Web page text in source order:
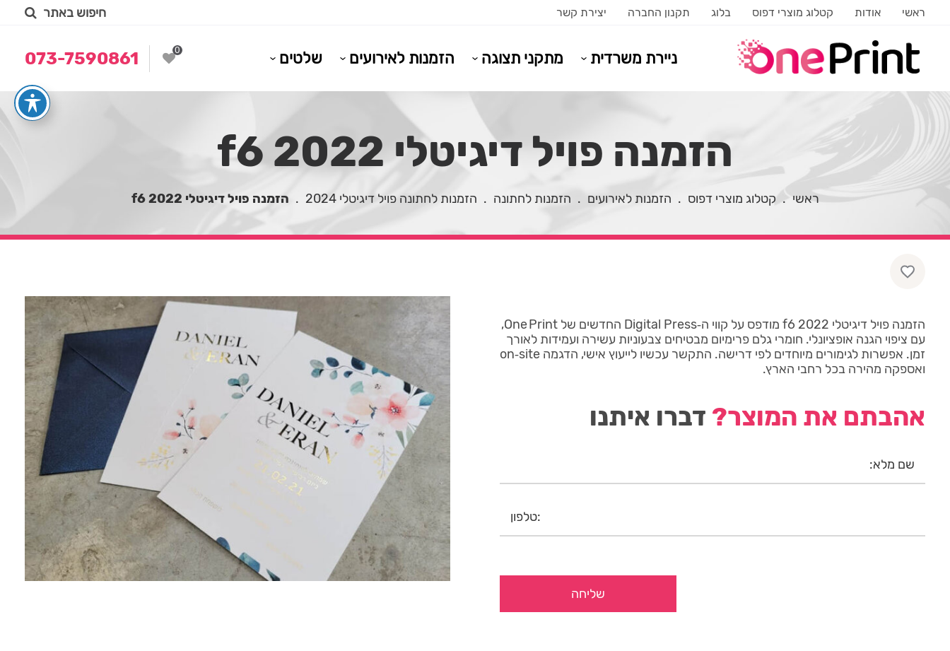
ראשי אודות קטלוג מוצרי דפוס בלוג תקנון החברה יצירת קשר חיפוש באתר
ניירת משרדית מתקני תצוגה הזמנות לאירועים שלטים 0
073-7590861
הזמנה פויל דיגיטלי 2022 f6
ראשי . קטלוג מוצרי דפוס . הזמנות לאירועים . הזמנות לחתונה . הזמנות לחתונה פויל דיגיטלי 2024 . הזמנה פויל דיגיטלי 2022 f6
הזמנה פויל דיגיטלי 2022 f6 מודפס על קווי ה‑Digital Press החדשים של One Print,
עם ציפוי הגנה אופציונלי. חומרי גלם פרימיום מבטיחים צבעוניות עשירה ועמידות לאורך
זמן. אפשרות לגימורים מיוחדים לפי דרישה. התקשר עכשיו לייעוץ אישי, הדגמה on‑site
ואספקה מהירה בכל רחבי הארץ.
אהבתם את המוצר? דברו איתנו